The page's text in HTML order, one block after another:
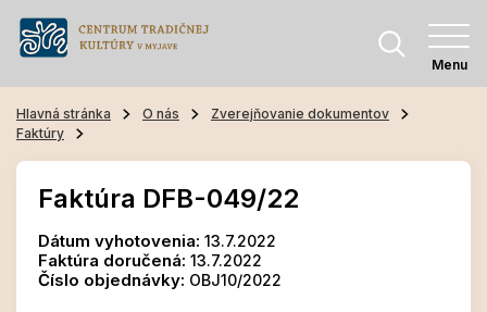
Menu
Hlavná stránka O nás
Zverejňovanie dokumentov
Faktúry
Faktúra DFB-049/22
Dátum vyhotovenia: 13.7.2022
Faktúra doručená: 13.7.2022
Číslo objednávky: OBJ10/2022